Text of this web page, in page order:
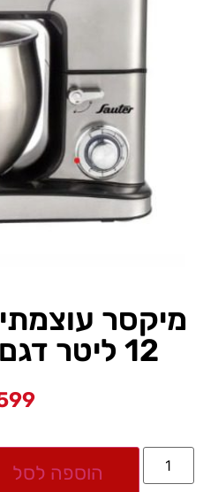
מיקסר
12 ליטר דגם KMS9912
הוספה לסל